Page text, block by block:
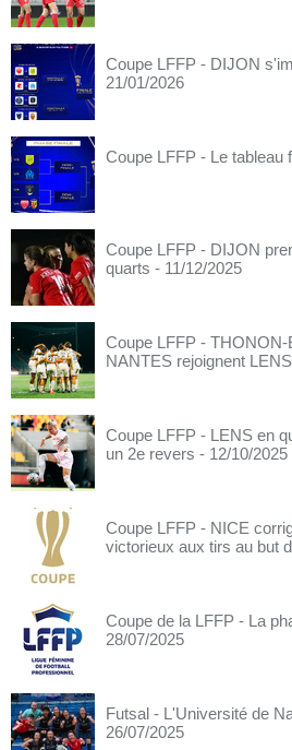
Coupe LFFP - DIJON
21/01/2026
Coupe LFFP - Le tableau
Coupe LFFP - DIJON
quarts - 11/12/2025
Coupe LFFP -
NANTES rejoignent
Coupe LFFP - LENS en
un 2e revers - 12/10/2025
Coupe LFFP - NICE
victorieux aux tirs au but
Coupe de la LFFP - La
28/07/2025
Futsal - L'Université de
26/07/2025